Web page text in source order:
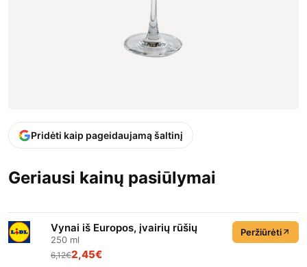
Pridėti kaip pageidaujamą šaltinį
Geriausi kainų pasiūlymai
Vynai iš Europos, įvairių rūšių
250 ml
6,12€2,45€
Peržiūrėti